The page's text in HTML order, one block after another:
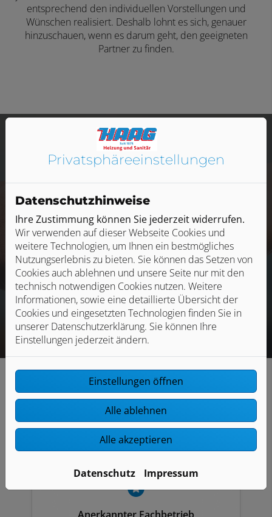
entsprechend den individuellen Vorstellungen und
Wünschen realisiert. Deshalb lohnt es sich, genauer
hinzuschauen, wenn es darum geht, den geeigneten
Partner zu finden.
Wenn Sie uns brauchen, sind wir
schnell für Sie da. Wir betreuen
Gewerbe- und Privatkunden bei
Bau, Sanierung und Wartung in
und um Neckartailfingen.
Gute Gründe für Haag Heizung und
Sanitär GmbH + Co. KG
Privatsphäre­einstellungen
Datenschutzhinweise
Ihre Zustimmung können Sie jederzeit widerrufen.
Wir verwenden auf dieser Webseite Cookies und
weitere Technologien, um Ihnen ein bestmögliches
Nutzungserlebnis zu bieten. Sie können das Setzen von
Cookies auch ablehnen und unsere Seite nur mit den
technisch notwendigen Cookies nutzen. Weitere
Informationen, sowie eine detaillierte Übersicht der
Cookies und eingesetzten Technologien finden Sie in
unserer Datenschutzerklärung. Sie können Ihre
Einstellungen jederzeit ändern.
Einstellungen öffnen
Alle ablehnen
Alle akzeptieren
Datenschutz Impressum